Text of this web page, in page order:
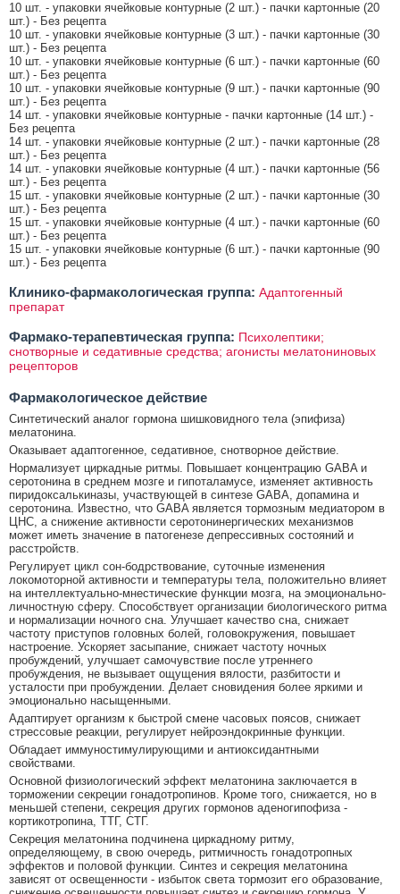
10 шт. - упаковки ячейковые контурные (2 шт.) - пачки картонные (20
шт.) - Без рецепта
10 шт. - упаковки ячейковые контурные (3 шт.) - пачки картонные (30
шт.) - Без рецепта
10 шт. - упаковки ячейковые контурные (6 шт.) - пачки картонные (60
шт.) - Без рецепта
10 шт. - упаковки ячейковые контурные (9 шт.) - пачки картонные (90
шт.) - Без рецепта
14 шт. - упаковки ячейковые контурные - пачки картонные (14 шт.) -
Без рецепта
14 шт. - упаковки ячейковые контурные (2 шт.) - пачки картонные (28
шт.) - Без рецепта
14 шт. - упаковки ячейковые контурные (4 шт.) - пачки картонные (56
шт.) - Без рецепта
15 шт. - упаковки ячейковые контурные (2 шт.) - пачки картонные (30
шт.) - Без рецепта
15 шт. - упаковки ячейковые контурные (4 шт.) - пачки картонные (60
шт.) - Без рецепта
15 шт. - упаковки ячейковые контурные (6 шт.) - пачки картонные (90
шт.) - Без рецепта
Клинико-фармакологическая группа: Адаптогенный
препарат
Фармако-терапевтическая группа: Психолептики;
снотворные и седативные средства; агонисты мелатониновых
рецепторов
Фармакологическое действие
Синтетический аналог гормона шишковидного тела (эпифиза)
мелатонина.
Оказывает адаптогенное, седативное, снотворное действие.
Нормализует циркадные ритмы. Повышает концентрацию GABA и
серотонина в среднем мозге и гипоталамусе, изменяет активность
пиридоксалькиназы, участвующей в синтезе GABA, допамина и
серотонина. Известно, что GABA является тормозным медиатором в
ЦНС, а снижение активности серотонинергических механизмов
может иметь значение в патогенезе депрессивных состояний и
расстройств.
Регулирует цикл сон-бодрствование, суточные изменения
локомоторной активности и температуры тела, положительно влияет
на интеллектуально-мнестические функции мозга, на эмоционально-
личностную сферу. Способствует организации биологического ритма
и нормализации ночного сна. Улучшает качество сна, снижает
частоту приступов головных болей, головокружения, повышает
настроение. Ускоряет засыпание, снижает частоту ночных
пробуждений, улучшает самочувствие после утреннего
пробуждения, не вызывает ощущения вялости, разбитости и
усталости при пробуждении. Делает сновидения более яркими и
эмоционально насыщенными.
Адаптирует организм к быстрой смене часовых поясов, снижает
стрессовые реакции, регулирует нейроэндокринные функции.
Обладает иммуностимулирующими и антиоксидантными
свойствами.
Основной физиологический эффект мелатонина заключается в
торможении секреции гонадотропинов. Кроме того, снижается, но в
меньшей степени, секреция других гормонов аденогипофиза -
кортикотропина, ТТГ, СТГ.
Секреция мелатонина подчинена циркадному ритму,
определяющему, в свою очередь, ритмичность гонадотропных
эффектов и половой функции. Синтез и секреция мелатонина
зависят от освещенности - избыток света тормозит его образование,